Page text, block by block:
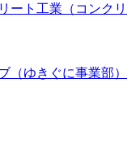
ート工業（コンクリ
（ゆきぐに事業部）